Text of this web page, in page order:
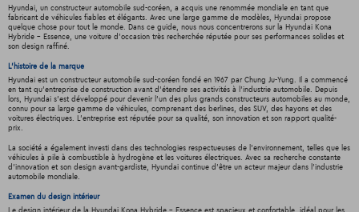
Hyundai, un constructeur automobile sud-coréen, a acquis une renommée mondiale en tant que
fabricant de véhicules fiables et élégants. Avec une large gamme de modèles, Hyundai propose
quelque chose pour tout le monde. Dans ce guide, nous nous concentrerons sur la Hyundai Kona
Hybride - Essence, une voiture d'occasion très recherchée réputée pour ses performances solides et
son design raffiné.
L'histoire de la marque
Hyundai est un constructeur automobile sud-coréen fondé en 1967 par Chung Ju-Yung. Il a commencé
en tant qu'entreprise de construction avant d'étendre ses activités à l'industrie automobile. Depuis
lors, Hyundai s'est développé pour devenir l'un des plus grands constructeurs automobiles au monde,
connu pour sa large gamme de véhicules, comprenant des berlines, des SUV, des hayons et des
voitures électriques. L'entreprise est réputée pour sa qualité, son innovation et son rapport qualité-
prix.
La société a également investi dans des technologies respectueuses de l'environnement, telles que les
véhicules à pile à combustible à hydrogène et les voitures électriques. Avec sa recherche constante
d'innovation et son design avant-gardiste, Hyundai continue d'être un acteur majeur dans l'industrie
automobile mondiale.
Examen du design intérieur
Le design intérieur de la Hyundai Kona Hybride - Essence est spacieux et confortable, idéal pour les